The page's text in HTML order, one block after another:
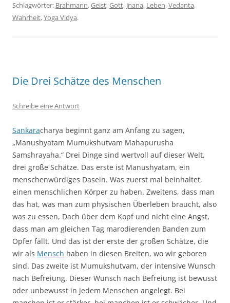
Schlagwörter: Brahmann,Geist,Gott, Jnana, Leben,Vedanta,
Wahrheit,Yoga Vidya.
Die Drei Schätze des Menschen
Schreibe eine Antwort
Sankaracharya beginnt ganz am Anfang zu sagen,
„Manushyatam Mumukshutvam Mahapurusha
Samshrayaha.“ Drei Dinge sind wertvoll auf dieser Welt,
drei große Schätze. Das erste ist Manushyatam, ein
menschenwürdiges Dasein. Was zuerst mal beinhaltet,
einen menschlichen Körper zu haben. Zweitens, dass man
das hat, was man zum physischen Überleben braucht, also
was zu essen, Dach über dem Kopf und nicht eine Angst,
dass man am gleichen Tag marodierenden Banden zum
Opfer fällt. Und das ist der erste der großen Schätze, die
wir als Mensch haben in diesen Breiten, wo wir geboren
sind. Das zweite ist Mumukshutvam, der intensive Wunsch
nach Befreiung. Dieser Wunsch nach Befreiung ist bewusst
oder unbewusst in jedem Menschen angelegt. Bei